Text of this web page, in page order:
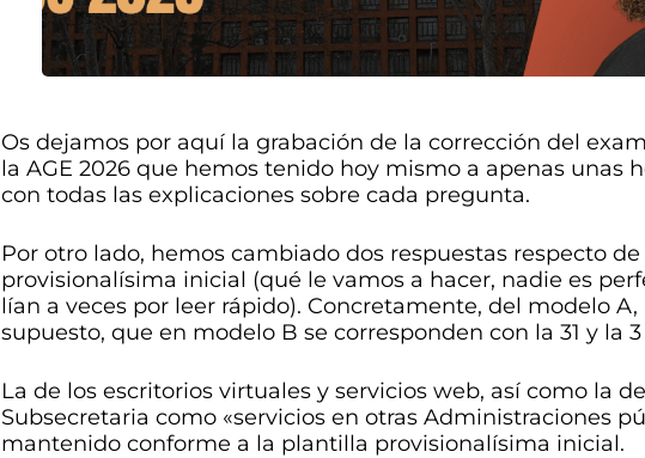
Os dejamos por aquí la grabación de la corrección del
la AGE 2026 que hemos tenido hoy mismo a apenas unas
con todas las explicaciones sobre cada pregunta.
Por otro lado, hemos cambiado dos respuestas respecto
provisionalísima inicial (qué le vamos a hacer, nadie es
lían a veces por leer rápido). Concretamente, del modelo A,
supuesto, que en modelo B se corresponden con la 31 y la
La de los escritorios virtuales y servicios web, así como la
Subsecretaria como «servicios en otras Administraciones
mantenido conforme a la plantilla provisionalísima inicial.